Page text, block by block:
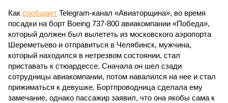
Как сообщает Telegram-канал «Авиаторщина», во время
посадки на борт Boeing 737-800 авиакомпании «Победа»,
который должен был вылететь из московского аэропорта
Шереметьево и отправиться в Челябинск, мужчина,
который находился в нетрезвом состоянии, стал
приставать к стюардессе. Сначала он шел сзади
сотрудницы авиакомпании, потом навалился на нее и стал
прижиматься к девушке. Бортпроводница сделала ему
замечание, однако пассажир заявил, что она якобы сама к